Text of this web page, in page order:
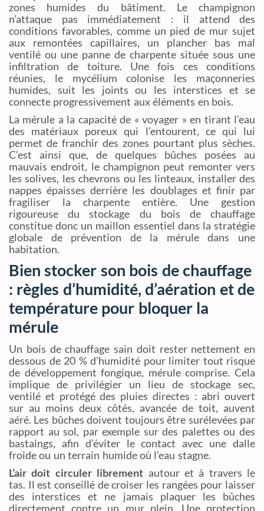
zones humides du bâtiment. Le champignon
n’attaque pas immédiatement : il attend des
conditions favorables, comme un pied de mur sujet
aux remontées capillaires, un plancher bas mal
ventilé ou une panne de charpente située sous une
infiltration de toiture. Une fois ces conditions
réunies, le mycélium colonise les maçonneries
humides, suit les joints ou les interstices et se
connecte progressivement aux éléments en bois.
La mérule a la capacité de « voyager » en tirant l’eau
des matériaux poreux qui l’entourent, ce qui lui
permet de franchir des zones pourtant plus sèches.
C’est ainsi que, de quelques bûches posées au
mauvais endroit, le champignon peut remonter vers
les solives, les chevrons ou les linteaux, installer des
nappes épaisses derrière les doublages et finir par
fragiliser la charpente entière. Une gestion
rigoureuse du stockage du bois de chauffage
constitue donc un maillon essentiel dans la stratégie
globale de prévention de la mérule dans une
habitation.
Bien stocker son bois de chauffage
: règles d’humidité, d’aération et de
température pour bloquer la
mérule
Un bois de chauffage sain doit rester nettement en
dessous de 20 % d’humidité pour limiter tout risque
de développement fongique, mérule comprise. Cela
implique de privilégier un lieu de stockage sec,
ventilé et protégé des pluies directes : abri ouvert
sur au moins deux côtés, avancée de toit, auvent
aéré. Les bûches doivent toujours être surélevées par
rapport au sol, par exemple sur des palettes ou des
bastaings, afin d’éviter le contact avec une dalle
froide ou un terrain humide où l’eau stagne.
L’air doit circuler librement autour et à travers le
tas. Il est conseillé de croiser les rangées pour laisser
des interstices et ne jamais plaquer les bûches
directement contre un mur plein. Une protection